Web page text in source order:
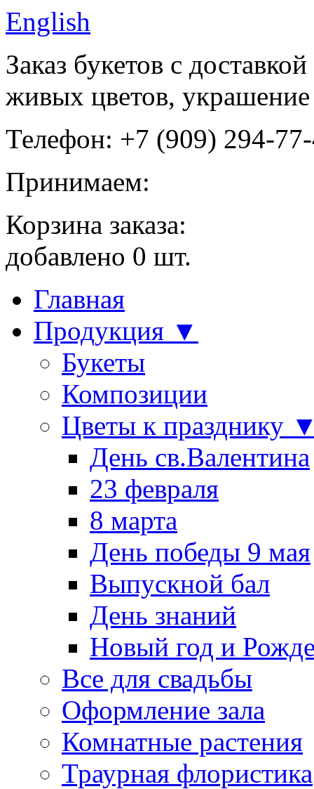
English
Заказ букетов с
живых цветов, украшение
Телефон: +7 (909) 294-
Принимаем:
Корзина заказа:
добавлено 0 шт.
Главная
Продукция ▼
Букеты
Композиции
Цветы к празднику
День св.Валентина
23 февраля
8 марта
День победы 9 мая
Выпускной бал
День знаний
Новый год и
Все для свадьбы
Оформление зала
Комнатные растения
Траурная флористика